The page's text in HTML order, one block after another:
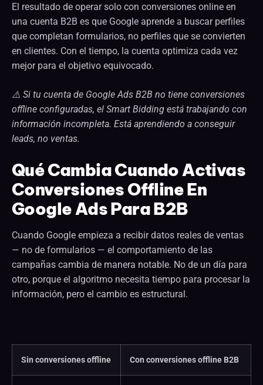
El resultado de operar solo con conversiones online en
una cuenta B2B es que Google aprende a buscar perfiles
que completan formularios, no perfiles que se convierten
en clientes. Con el tiempo, la cuenta optimiza cada vez
mejor para el objetivo equivocado.
⚠️ Si tu cuenta de Google Ads B2B no tiene conversiones
offline configuradas, el Smart Bidding está trabajando con
información incompleta. Está aprendiendo a conseguir
leads, no ventas.
Qué Cambia Cuando Activas
Conversiones Offline En
Google Ads Para B2B
Cuando Google empieza a recibir datos reales de ventas
— no de formularios — el comportamiento de las
campañas cambia de manera notable. No de un día para
otro, porque el algoritmo necesita tiempo para procesar la
información, pero el cambio es estructural.
Sin conversiones offline Con conversiones offline B2B